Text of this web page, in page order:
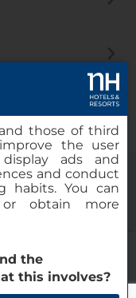
Santa Engracia
those of third
the user
display ads and
and conduct
habits. You can
obtain more
the
this involves?